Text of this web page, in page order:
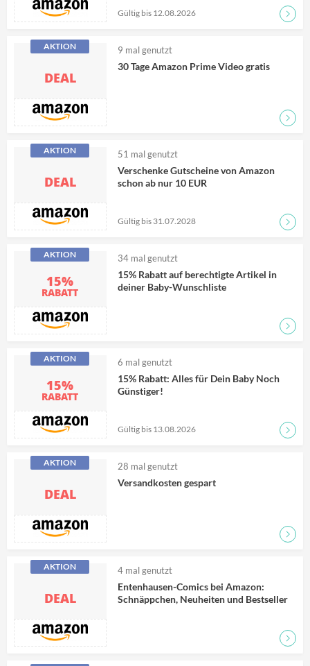
Gültig bis 12.08.2026 Zum
DEAL
AKTION 9 mal genutzt
30 Tage Amazon Prime Video gratis
Zum
DEAL
AKTION 51 mal genutzt
Verschenke Gutscheine von Amazon
schon ab nur 10 EUR
Gültig bis 31.07.2028 Zum
15%
RABATT
AKTION 34 mal genutzt
15% Rabatt auf berechtigte Artikel in
deiner Baby-Wunschliste
Zum
15%
RABATT
AKTION 6 mal genutzt
15% Rabatt: Alles für Dein Baby Noch
Günstiger!
Gültig bis 13.08.2026 Zum
DEAL
AKTION 28 mal genutzt
Versandkosten gespart
Zum
DEAL
AKTION 4 mal genutzt
Entenhausen-Comics bei Amazon:
Schnäppchen, Neuheiten und Bestseller
Zum